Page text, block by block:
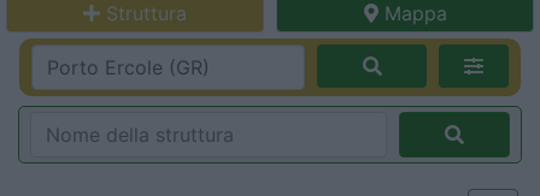
Struttura Mappa